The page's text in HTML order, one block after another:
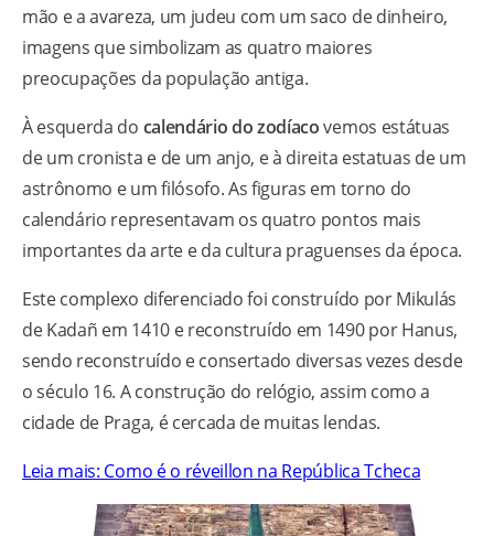
mão e a avareza, um judeu com um saco de dinheiro,
imagens que simbolizam as quatro maiores
preocupações da população antiga.
À esquerda do calendário do zodíacovemos estátuas
de um cronista e de um anjo, e à direita estatuas de um
astrônomo e um filósofo. As figuras em torno do
calendário representavam os quatro pontos mais
importantes da arte e da cultura praguenses da época.
Este complexo diferenciado foi construído por Mikulás
de Kadañ em 1410 e reconstruído em 1490 por Hanus,
sendo reconstruído e consertado diversas vezes desde
o século 16. A construção do relógio, assim como a
cidade de Praga, é cercada de muitas lendas.
Leia mais: Como é o réveillon na República Tcheca